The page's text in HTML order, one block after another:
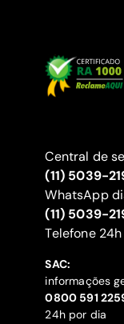
Central de
(11) 5039-
WhatsApp
(11) 5039-
‍Telefone
SAC:
informações
‍0800 591
24h por dia